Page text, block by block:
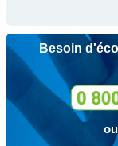
Besoin